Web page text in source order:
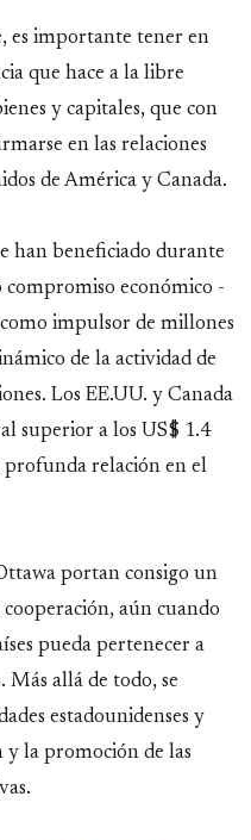
es importante tener en
que hace a la libre
y capitales, que con
en las relaciones
de América y Canada.
han beneficiado durante
económico -
impulsor de millones
de la actividad de
Los EE.UU. y Canada
superior a los US$ 1.4
profunda relación en el
portan consigo un
aún cuando
pueda pertenecer a
Más allá de todo, se
estadounidenses y
y la promoción de las